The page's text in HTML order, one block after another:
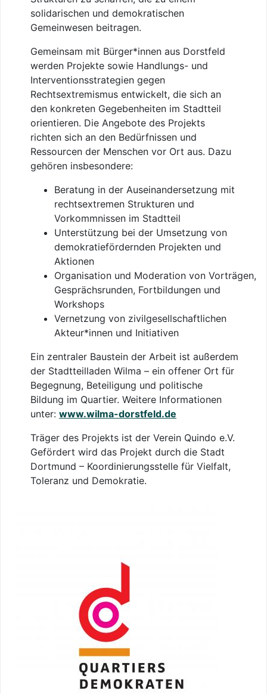
solidarischen und demokratischen
Gemeinwesen beitragen.
Gemeinsam mit Bürger*innen aus Dorstfeld
werden Projekte sowie Handlungs- und
Interventionsstrategien gegen
Rechtsextremismus entwickelt, die sich an
den konkreten Gegebenheiten im Stadtteil
orientieren. Die Angebote des Projekts
richten sich an den Bedürfnissen und
Ressourcen der Menschen vor Ort aus. Dazu
gehören insbesondere:
Beratung in der Auseinandersetzung mit
rechtsextremen Strukturen und
Vorkommnissen im Stadtteil
Unterstützung bei der Umsetzung von
demokratiefördernden Projekten und
Aktionen
Organisation und Moderation von Vorträgen,
Gesprächsrunden, Fortbildungen und
Workshops
Vernetzung von zivilgesellschaftlichen
Akteur*innen und Initiativen
Ein zentraler Baustein der Arbeit ist außerdem
der Stadtteilladen Wilma – ein offener Ort für
Begegnung, Beteiligung und politische
Bildung im Quartier. Weitere Informationen
unter: www.wilma-dorstfeld.de
Träger des Projekts ist der Verein Quindo e.V.
Gefördert wird das Projekt durch die Stadt
Dortmund – Koordinierungsstelle für Vielfalt,
Toleranz und Demokratie.